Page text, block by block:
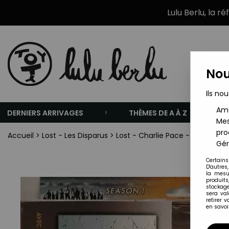
Lulu Berlu, la
DERNIERS ARRIVAGES THÈMES DE A À Z
Accueil > Lost - Les Disparus > Lost - Charlie Pace -
Ils
la
sera
retirer
en